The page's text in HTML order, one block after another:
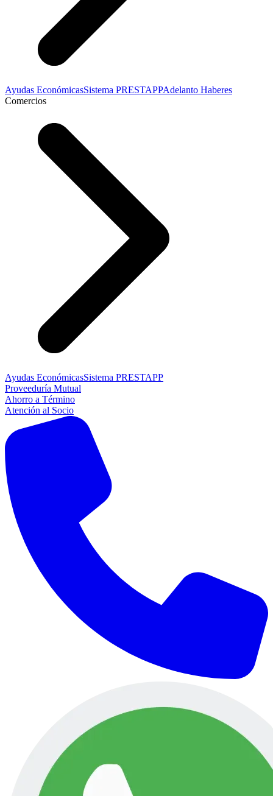
Ayudas EconómicasSistema PRESTAPPAdelanto Haberes
Comercios
Ayudas EconómicasSistema PRESTAPP
Proveeduría Mutual
Ahorro a Término
Atención al Socio